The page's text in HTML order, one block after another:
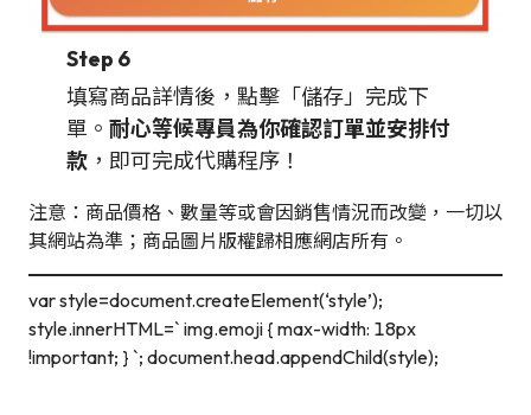
Step 6
填寫商品詳情後，點擊「儲存」完成下
單。 耐心等候專員為你確認訂單並安排付
款 ，即可完成代購程序！
注意：商品價格、數量等或會因銷售情況而改變，一切以
其網站為準；商品圖片版權歸相應網店所有。
var style=document.createElement(‘style’);
style.innerHTML=` img.emoji { max-width: 18px
!important; } `; document.head.appendChild(style);